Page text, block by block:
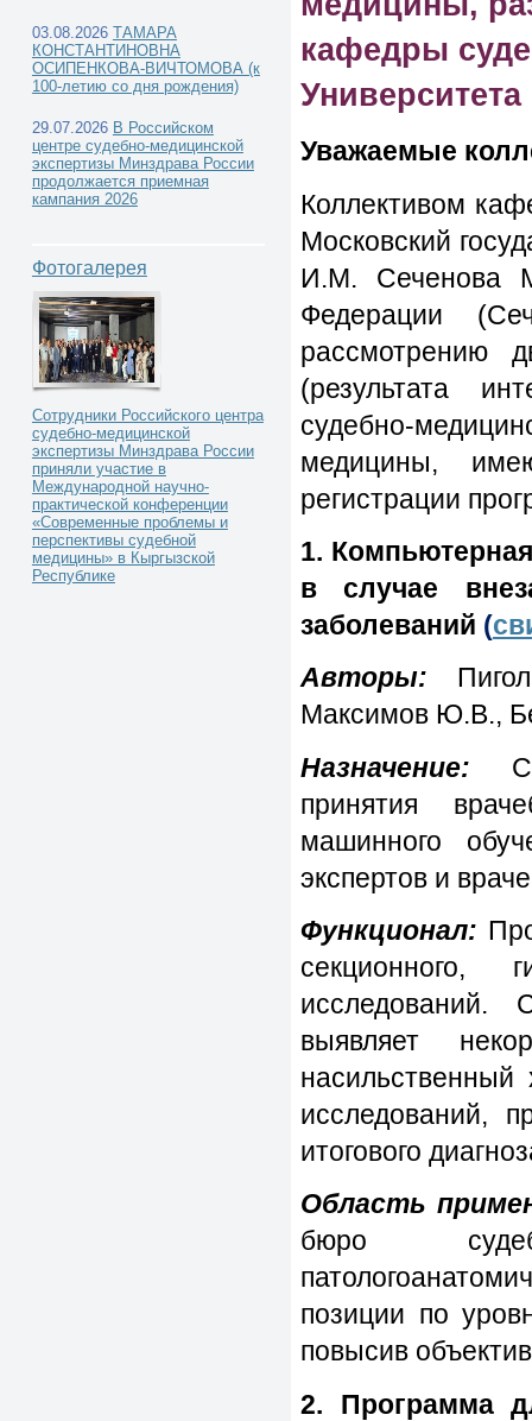
Программные продукты в области судебно-
разработанные коллективном кафедры
03.08.2026 ТАМАРА
КОНСТАНТИНОВНА
ОСИПЕНКОВА-ВИЧТОМОВА (к
100-летию со дня рождения)
29.07.2026 В Российском
центре судебно-медицинской
экспертизы Минздрава России
продолжается приемная
кампания 2026
Фотогалерея
Сотрудники Российского центра
судебно-медицинской
экспертизы Минздрава России
приняли участие в
Международной научно-
практической конференции
«Современные проблемы и
перспективы судебной
медицины» в Кыргызской
Республике
кафедры
Университета
Уважаемые
Коллективом
Московский
И.М. Сеченова
Федерации
рассмотрению
(результата
судебно-
медицины,
регистрации
1.
в случае
заболеваний (
Авторы:
Максимов Ю.В.,
Назначение:
принятия
машинного
экспертов и
Функционал:
секционного,
исследований.
выявляет
исследований,
итогового
Область
бюро
позиции по
повысив
2. Программа